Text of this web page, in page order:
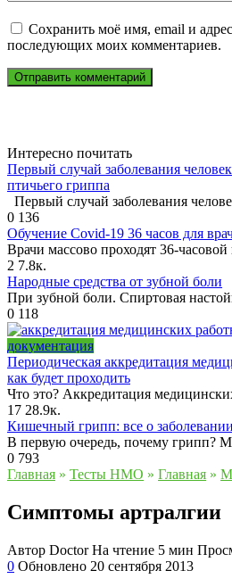
Сохранить моё имя, email и
последующих моих комментариев.
Интересно почитать
Первый случай заболевания
птичьего гриппа
Первый случай заболевания
0 136
Обучение Covid-19 36 часов для
Врачи массово проходят 36-
2 7.8к.
Народные средства от зубной боли
При зубной боли. Спиртовая
0 118
документация
Периодическая аккредитация
как будет проходить
Что это? Аккредитация
17 28.9к.
Кишечный грипп: все о заболевании
В первую очередь, почему грипп?
0 793
Главная » Тесты НМО » Главная »
Симптомы артралгии
Автор Doctor На чтение 5 мин
0 Обновлено 20 сентября 2013